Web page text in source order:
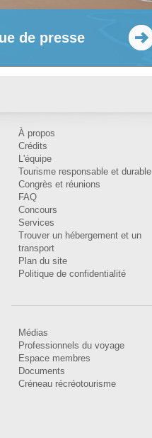
de presse
À propos
Crédits
L'équipe
Tourisme responsable et durable
Congrès et réunions
FAQ
Concours
Services
Trouver un hébergement et un
transport
Plan du site
Politique de confidentialité
Médias
Professionnels du voyage
Espace membres
Documents
Créneau récréotourisme